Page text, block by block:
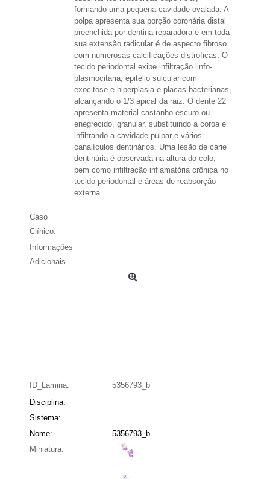
formando uma pequena cavidade ovalada. A
polpa apresenta sua porção coronária distal
preenchida por dentina reparadora e em toda
sua extensão radicular é de aspecto fibroso
com numerosas calcificações distróficas. O
tecido periodontal exibe infiltração linfo-
plasmocitária, epitélio sulcular com
exocitose e hiperplasia e placas bacterianas,
alcançando o 1/3 apical da raiz. O dente 22
apresenta material castanho escuro ou
enegrecido, granular, substituindo a coroa e
infiltrando a cavidade pulpar e vários
canalículos dentinários. Uma lesão de cárie
dentinária é observada na altura do colo,
bem como infiltração inflamatória crônica no
tecido periodontal e áreas de reabsorção
externa.
Caso
Clínico:
Informações
Adicionais
ID_Lamina:
5356793_b
Disciplina:
Sistema:
Nome:
5356793_b
Miniatura: